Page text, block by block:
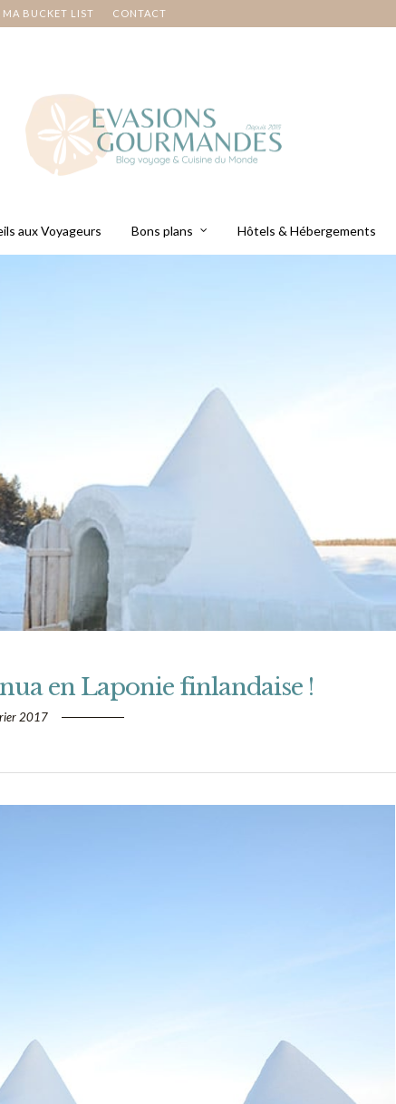
MA BUCKET LIST CONTACT
aux Voyageurs Bons plans Hôtels & Hébergements
en Laponie finlandaise !
2017